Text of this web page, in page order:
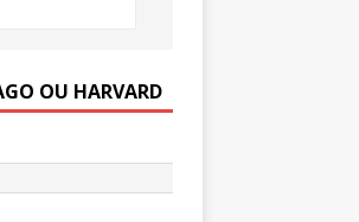
OU HARVARD